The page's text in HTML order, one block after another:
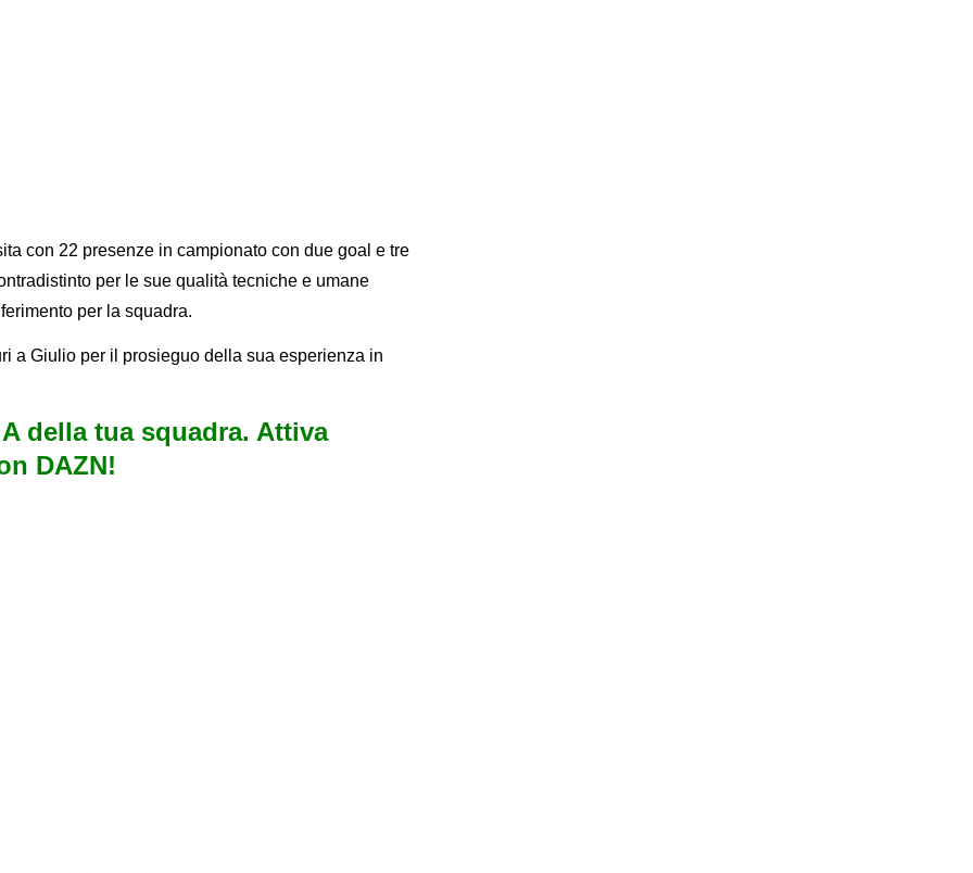
con 22 presenze in campionato con due goal e tre
per le sue qualità tecniche e umane
per la squadra.
a Giulio per il prosieguo della sua esperienza in
della tua squadra. Attiva
DAZN!